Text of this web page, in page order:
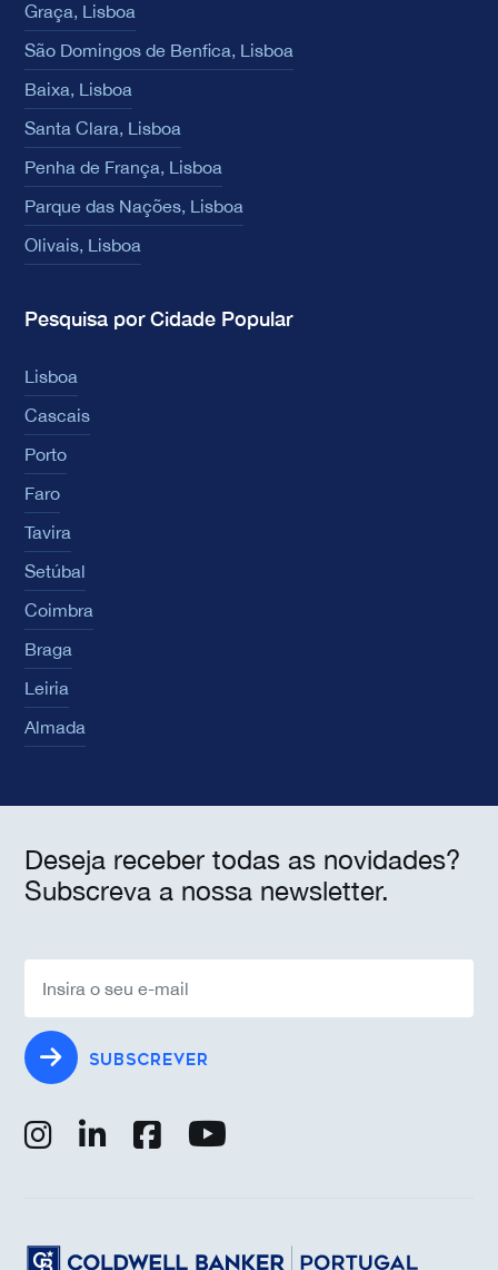
Graça, Lisboa
São Domingos de Benfica, Lisboa
Baixa, Lisboa
Santa Clara, Lisboa
Penha de França, Lisboa
Parque das Nações, Lisboa
Olivais, Lisboa
Pesquisa por Cidade Popular
Lisboa
Cascais
Porto
Faro
Tavira
Setúbal
Coimbra
Braga
Leiria
Almada
Deseja receber todas as novidades?
Subscreva a nossa newsletter.
SUBSCREVER